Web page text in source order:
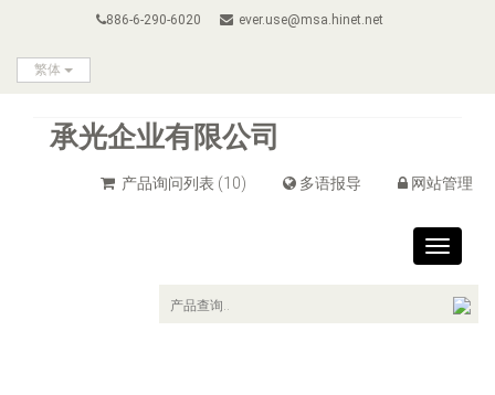
886-6-290-6020 ever.use@msa.hinet.net
繁体
承光企业有限公司
产品询问列表 (10) 多语报导 网站管理
Toggle